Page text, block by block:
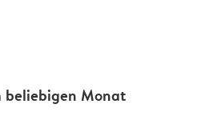
beliebigen Monat